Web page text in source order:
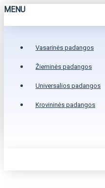
MENU
Vasarinės padangos
Žieminės padangos
Universalios padangos
Krovininės padangos